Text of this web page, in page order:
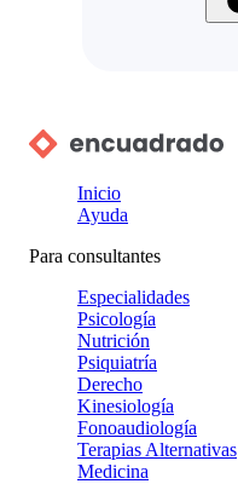
Inicio
Ayuda
Para consultantes
Especialidades
Psicología
Nutrición
Psiquiatría
Derecho
Kinesiología
Fonoaudiología
Terapias Alternativas
Medicina